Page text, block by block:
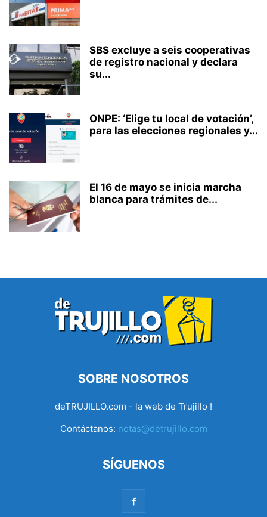
SBS excluye a seis cooperativas
de registro nacional y declara
su...
ONPE: ‘Elige tu local de votación’,
para las elecciones regionales y...
El 16 de mayo se inicia marcha
blanca para trámites de...
SOBRE NOSOTROS
deTRUJILLO.com - la web de Trujillo !
Contáctanos: notas@detrujillo.com
SÍGUENOS